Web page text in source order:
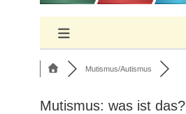
Mutismus/Autismus
Mutismus: was ist das?